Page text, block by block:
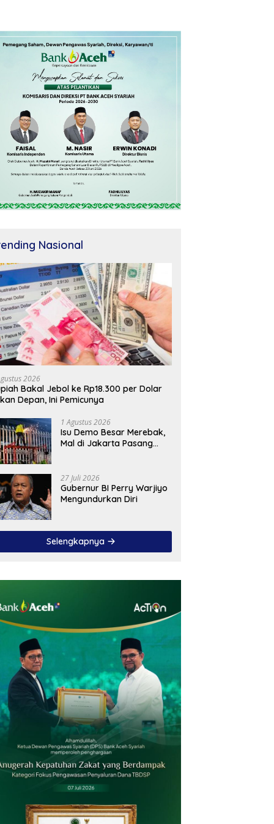
Nasional
2026
Bakal Jebol ke Rp18.300 per Dolar
Depan, Ini Pemicunya
1 Agustus 2026
Isu Demo Besar Merebak,
Mal di Jakarta Pasang
27 Juli 2026
Gubernur BI Perry Warjiyo
Mengundurkan Diri
Selengkapnya